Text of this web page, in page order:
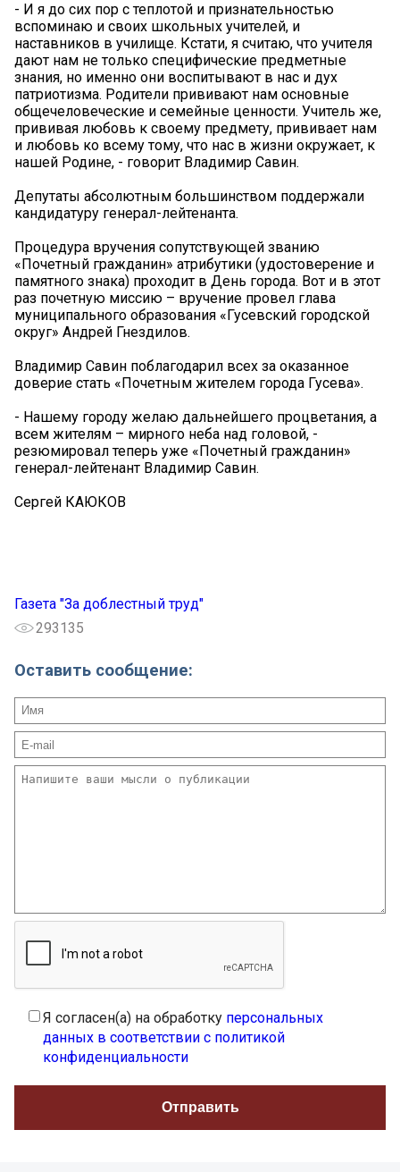
- И я до сих пор с теплотой и признательностью
вспоминаю и своих школьных учителей, и
наставников в училище. Кстати, я считаю, что учителя
дают нам не только специфические предметные
знания, но именно они воспитывают в нас и дух
патриотизма. Родители прививают нам основные
общечеловеческие и семейные ценности. Учитель же,
прививая любовь к своему предмету, прививает нам
и любовь ко всему тому, что нас в жизни окружает, к
нашей Родине, - говорит Владимир Савин.
Депутаты абсолютным большинством поддержали
кандидатуру генерал-лейтенанта.
Процедура вручения сопутствующей званию
«Почетный гражданин» атрибутики (удостоверение и
памятного знака) проходит в День города. Вот и в этот
раз почетную миссию – вручение провел глава
муниципального образования «Гусевский городской
округ» Андрей Гнездилов.
Владимир Савин поблагодарил всех за оказанное
доверие стать «Почетным жителем города Гусева».
- Нашему городу желаю дальнейшего процветания, а
всем жителям – мирного неба над головой, -
резюмировал теперь уже «Почетный гражданин»
генерал-лейтенант Владимир Савин.
Сергей КАЮКОВ
Газета "За доблестный труд"
293135
Оставить сообщение:
Я согласен(а) на обработку персональных
данных в соответствии с политикой
конфиденциальности